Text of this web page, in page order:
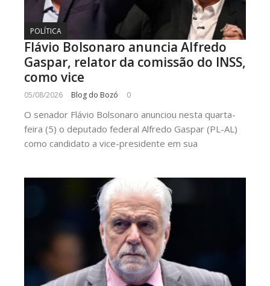
POLÍTICA
Flávio Bolsonaro anuncia Alfredo
Gaspar, relator da comissão do INSS,
como vice
05/08/2026 Blog do Bozó 0
O senador Flávio Bolsonaro anunciou nesta quarta-
feira (5) o deputado federal Alfredo Gaspar (PL-AL)
como candidato a vice-presidente em sua